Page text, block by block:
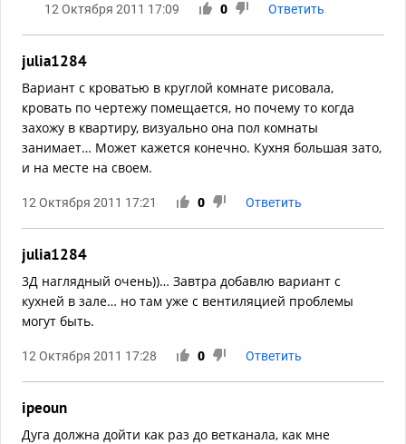
12 Октября 2011 17:09 0 Ответить
julia1284
Вариант с кроватью в круглой комнате рисовала,
кровать по чертежу помещается, но почему то когда
захожу в квартиру, визуально она пол комнаты
занимает… Может кажется конечно. Кухня большая зато,
и на месте на своем.
12 Октября 2011 17:21 0 Ответить
julia1284
3Д наглядный очень))… Завтра добавлю вариант с
кухней в зале… но там уже с вентиляцией проблемы
могут быть.
12 Октября 2011 17:28 0 Ответить
ipeoun
Дуга должна дойти как раз до ветканала, как мне